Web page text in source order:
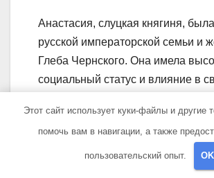
Анастасия, слуцкая княгиня,
русской императорской семьи и
Глеба Чернского. Она имела
социальный статус и влияние в
Навигация
Максим
Этот сайт использует куки-файлы и другие
помочь вам в навигации, а также
пользовательский опыт. OK